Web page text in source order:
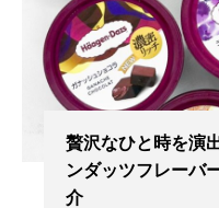
贅沢なひと時を演
ンダッツフレーバ
介